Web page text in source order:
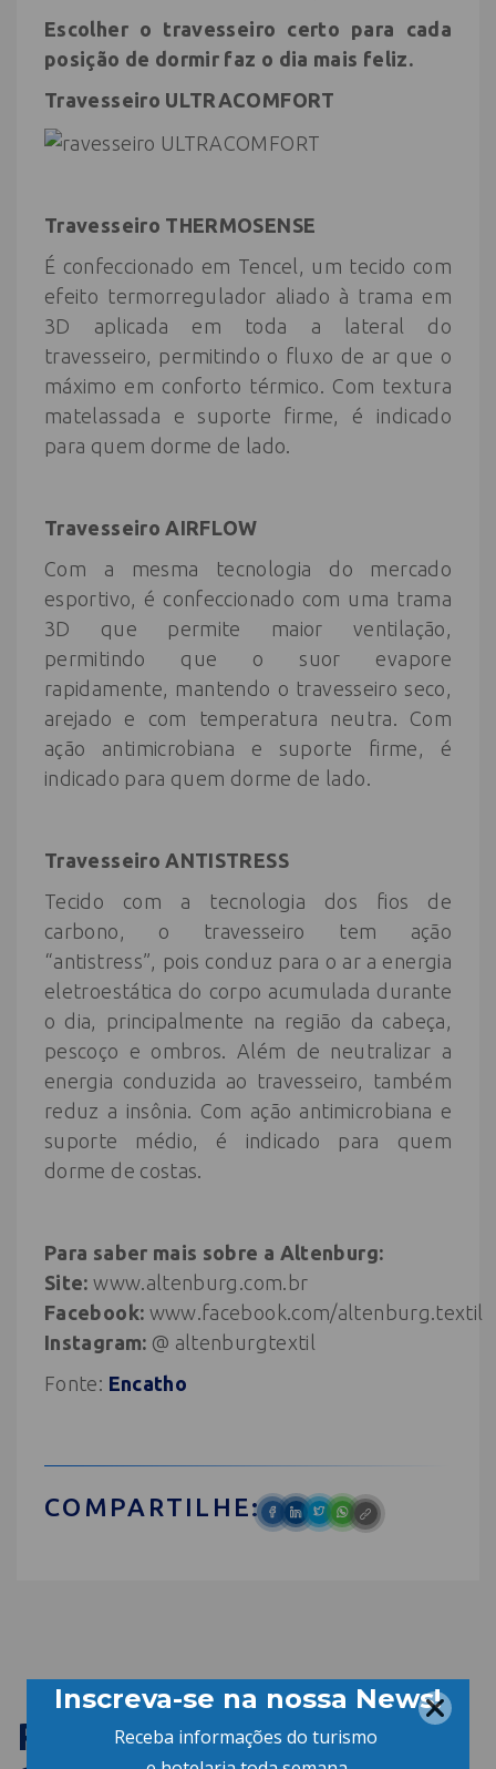
Escolher o travesseiro certo para cada
posição de dormir faz o dia mais feliz.
Travesseiro ULTRACOMFORT
Travesseiro THERMOSENSE
É confeccionado em Tencel, um tecido com
efeito termorregulador aliado à trama em
3D aplicada em toda a lateral do
travesseiro, permitindo o fluxo de ar que o
máximo em conforto térmico. Com textura
matelassada e suporte firme, é indicado
para quem dorme de lado.
Travesseiro AIRFLOW
Com a mesma tecnologia do mercado
esportivo, é confeccionado com uma trama
3D que permite maior ventilação,
permitindo que o suor evapore
rapidamente, mantendo o travesseiro seco,
arejado e com temperatura neutra. Com
ação antimicrobiana e suporte firme, é
indicado para quem dorme de lado.
Travesseiro ANTISTRESS
Tecido com a tecnologia dos fios de
carbono, o travesseiro tem ação
“antistress”, pois conduz para o ar a energia
eletroestática do corpo acumulada durante
o dia, principalmente na região da cabeça,
pescoço e ombros. Além de neutralizar a
energia conduzida ao travesseiro, também
reduz a insônia. Com ação antimicrobiana e
suporte médio, é indicado para quem
dorme de costas.
Para saber mais sobre a Altenburg:
Site:www.altenburg.com.br
Facebook: www.facebook.com/altenburg.textil
Instagram: @ altenburgtextil
Fonte: Encatho
COMPARTILHE:
PUBLICAÇÕES